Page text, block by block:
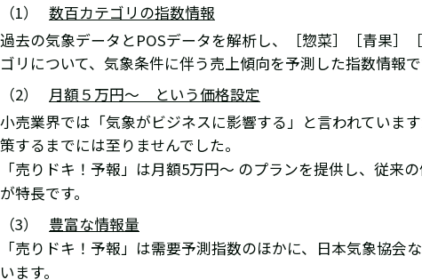
（1） 数百カテゴリの指数情報
過去の気象データとPOSデータを解析し、［惣菜］［青果］
ゴリについて、気象条件に伴う売上傾向を予測した指数情報
（2） 月額５万円～ という価格設定
小売業界では「気象がビジネスに影響する」と言われていま
策するまでには至りませんでした。
「売りドキ！予報」は月額5万円～ のプランを提供し、従
が特長です。
（3） 豊富な情報量
「売りドキ！予報」は需要予測指数のほかに、日本気象協
います。